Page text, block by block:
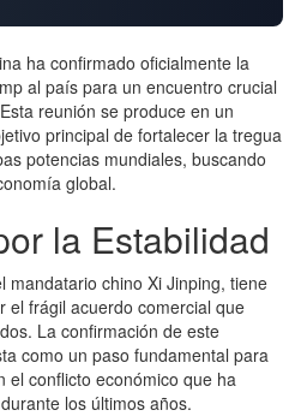
ha confirmado oficialmente la
al país para un encuentro crucial
reunión se produce en un
principal de fortalecer la tregua
potencias mundiales, buscando
global.
la Estabilidad
mandatario chino Xi Jinping, tiene
el frágil acuerdo comercial que
La confirmación de este
como un paso fundamental para
el conflicto económico que ha
los últimos años.